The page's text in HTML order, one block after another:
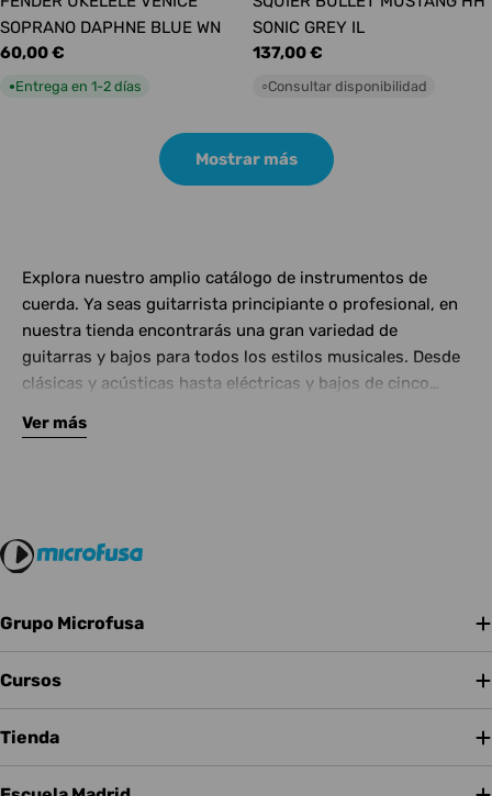
SOPRANO DAPHNE BLUE WN
Precio
habitual
60,00 €
●Entrega en 1-2 días
SONIC GREY IL
Precio
habitual
137,00 €
○Consultar disponibilidad
Mostrar más
Explora nuestro amplio catálogo de instrumentos de
cuerda. Ya seas guitarrista principiante o profesional, en
nuestra tienda encontrarás una gran variedad de
guitarras y bajos para todos los estilos musicales. Desde
clásicas y acústicas hasta eléctricas y bajos de cinco
Complementa tu instrumento con amplificadores de
Ver más
Grupo Microfusa
Cursos
Tienda